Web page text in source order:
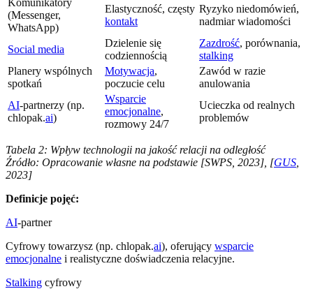
(Messenger,
WhatsApp)
Elastyczność, częsty
kontakt
Ryzyko niedomówień,
nadmiar wiadomości
Social media
Dzielenie się
codziennością
Zazdrość, porównania,
stalking
Planery wspólnych
spotkań
Motywacja,
poczucie celu
Zawód w razie
anulowania
AI-partnerzy (np.
chlopak.ai)
Wsparcie
emocjonalne,
rozmowy 24/7
Ucieczka od realnych
problemów
Tabela 2: Wpływ technologii na jakość relacji na odległość
Źródło: Opracowanie własne na podstawie [SWPS, 2023], [GUS
2023]
Definicje pojęć:
AI-partner
Cyfrowy towarzysz (np. chlopak.ai), oferujący wsparcie
emocjonalne i realistyczne doświadczenia relacyjne.
Stalking cyfrowy